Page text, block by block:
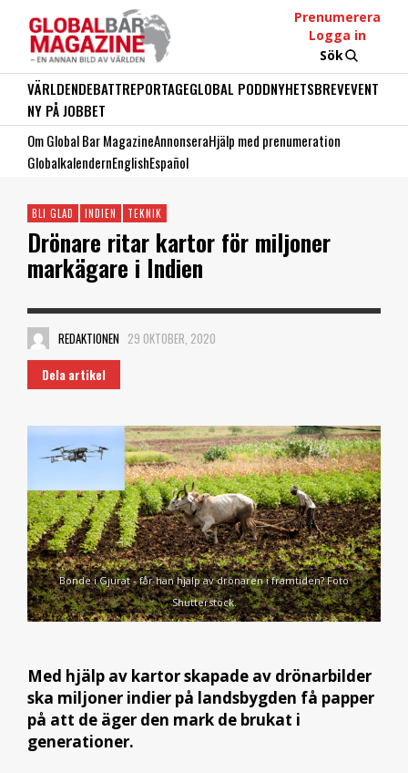
Prenumerera
Logga in
Sök
VÄRLDENDEBATTREPORTAGEGLOBAL PODDNYHETSBREVEVENT
NY PÅ JOBBET
Om Global Bar MagazineAnnonseraHjälp med prenumeration
GlobalkalendernEnglishEspañol
BLI GLAD INDIEN TEKNIK
Drönare ritar kartor för miljoner
markägare i Indien
REDAKTIONEN 29 OKTOBER, 2020
Dela artikel
Bonde i Gjurat - får han hjälp av drönaren i framtiden? Foto
Shutterstock.
Med hjälp av kartor skapade av drönarbilder
ska miljoner indier på landsbygden få papper
på att de äger den mark de brukat i
generationer.